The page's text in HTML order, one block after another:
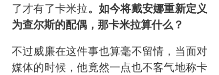
了才有了卡米拉。 如今将戴安娜重新定义
为查尔斯的配偶，那卡米拉算什么？
不过威廉在这件事也算毫不留情，当面对
媒体的时候，他竟然一点也不客气地称卡